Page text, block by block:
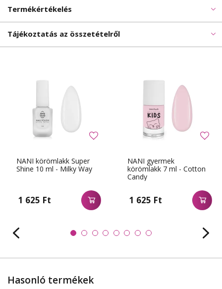
Termékértékelés
Tájékoztatás az összetételről
NANI körömlakk Super
Shine 10 ml - Milky Way
1 625 Ft
NANI gyermek
körömlakk 7 ml - Cotton
Candy
1 625 Ft
Hasonló termékek